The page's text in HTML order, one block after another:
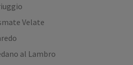
Velate
al Lambro